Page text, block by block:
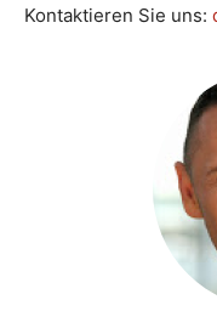
Kontaktieren Sie uns: